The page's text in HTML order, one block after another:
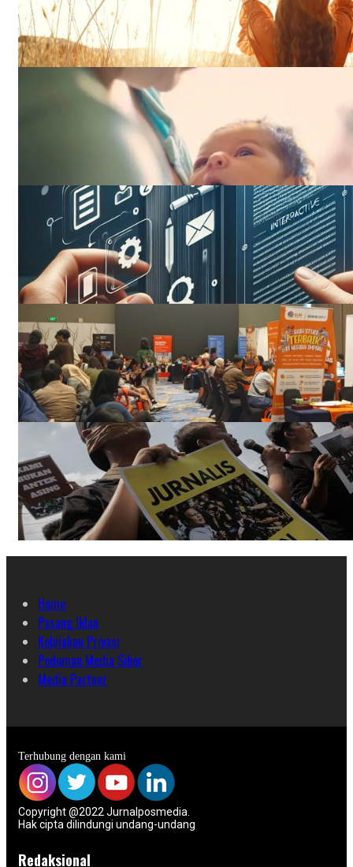
Home
Pasang Iklan
Kebijakan Privasi
Pedoman Media Siber
Media Partner
Terhubung dengan kami
Copyright @2022 Jurnalposmedia.
Hak cipta dilindungi undang-undang
Redaksional